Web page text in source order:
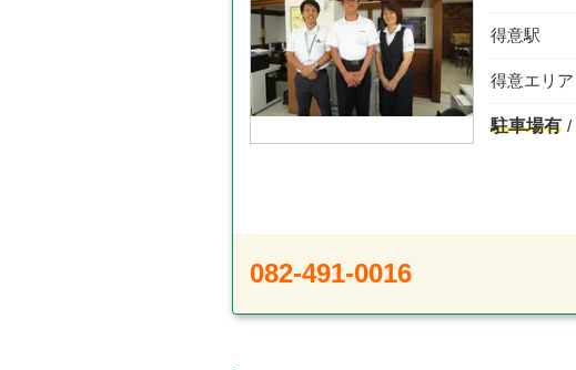
得意駅
得意エリア
駐車場有
082-491-0016